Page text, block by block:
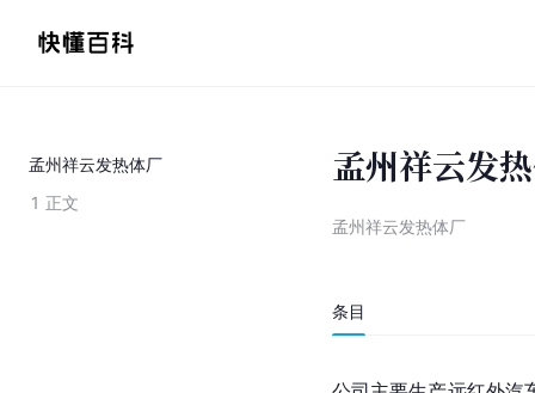
孟州祥云发热体厂
1 正文
孟州祥云发
孟州祥云发热体厂
条目